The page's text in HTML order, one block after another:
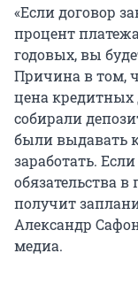
«Если договор
процент
годовых, вы
Причина в том,
цена кредитных
собирали
были выдавать
заработать.
обязательства
получит
Александр
медиа.